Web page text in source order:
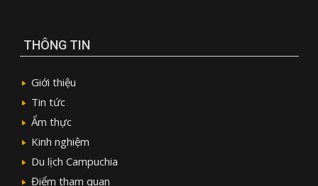
THÔNG TIN
Giới thiệu
Tin tức
Ẩm thực
Kinh nghiệm
Du lịch Campuchia
Điểm tham quan